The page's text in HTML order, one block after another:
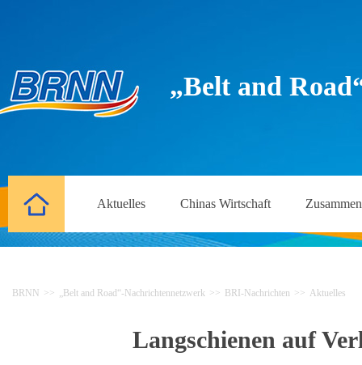
„Belt and
Aktuelles Chinas Wirtschaft
BRNN >> „Belt and Road“-Nachrichtennetzwerk >> BRI-Nachrichten >> Aktuelles
Langschienen auf